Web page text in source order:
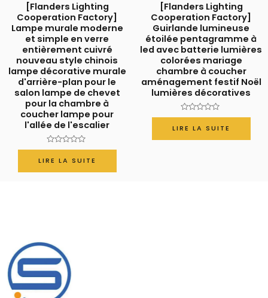
[Flanders Lighting
Cooperation Factory]
Lampe murale moderne
et simple en verre
entièrement cuivré
nouveau style chinois
lampe décorative murale
d'arrière-plan pour le
salon lampe de chevet
pour la chambre à
coucher lampe pour
l'allée de l'escalier
Note
sur
5
LIRE LA SUITE
[Flanders Lighting
Cooperation Factory]
Guirlande lumineuse
étoilée pentagramme à
led avec batterie lumières
colorées mariage
chambre à coucher
aménagement festif Noël
lumières décoratives
Note
sur
5
LIRE LA SUITE